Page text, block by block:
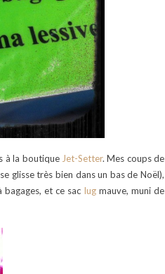
à la boutique Jet-Setter. Mes coups de
glisse très bien dans un bas de Noël),
et ce sac lugmauve, muni de